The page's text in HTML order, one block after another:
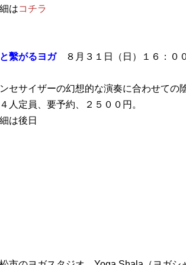
はコチラ
繫がるヨガ８月３１日（日）１６：０
セサイザーの幻想的な演奏に合わせての
人定員、要予約、２５００円。
は後日